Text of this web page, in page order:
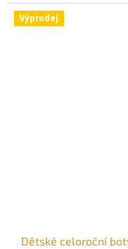
Výprodej
Dětské celoroční